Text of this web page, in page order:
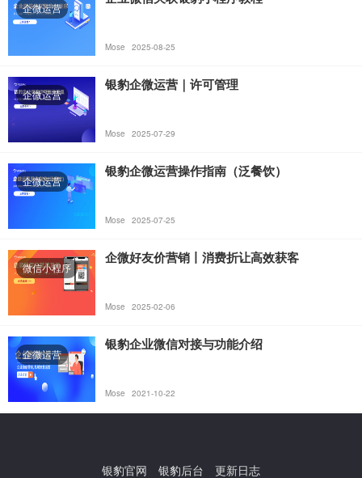
企微运营
Mose 2025-08-25
企微运营
银豹企微运营｜许可管理
Mose 2025-07-29
企微运营
银豹企微运营操作指南（泛餐饮）
Mose 2025-07-25
微信小程序
企微好友价营销丨消费折让高效获客
Mose 2025-02-06
企微运营
银豹企业微信对接与功能介绍
Mose 2021-10-22
银豹官网 银豹后台 更新日志